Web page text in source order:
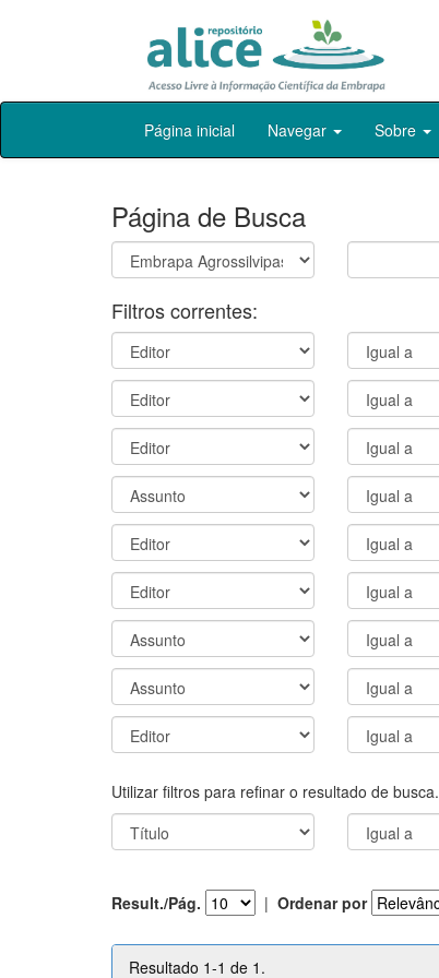
Skip
Página inicial Navegar Sobre
Página de Busca
Filtros correntes:
Utilizar filtros para refinar o resultado de busca.
Result./Pág. | Ordenar por
Resultado 1-1 de 1.